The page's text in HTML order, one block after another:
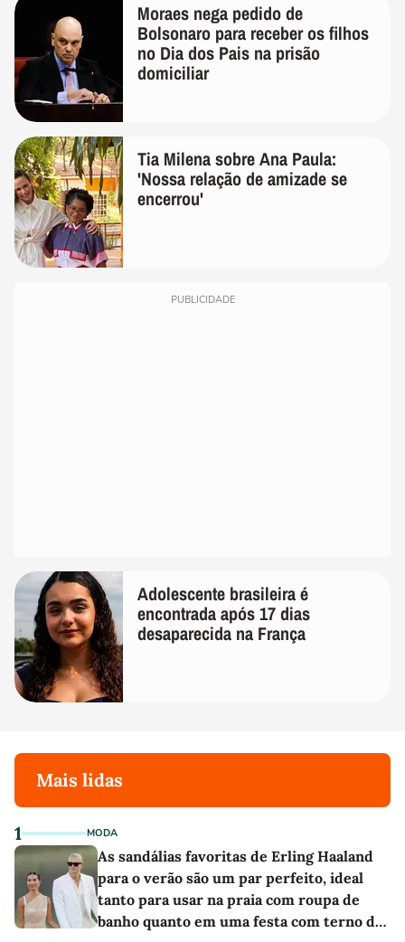
Moraes nega pedido de
Bolsonaro para receber os filhos
no Dia dos Pais na prisão
domiciliar
Tia Milena sobre Ana Paula:
'Nossa relação de amizade se
encerrou'
PUBLICIDADE
Adolescente brasileira é
encontrada após 17 dias
desaparecida na França
Mais lidas
1 MODA
As sandálias favoritas de Erling Haaland
para o verão são um par perfeito, ideal
tanto para usar na praia com roupa de
banho quanto em uma festa com terno de